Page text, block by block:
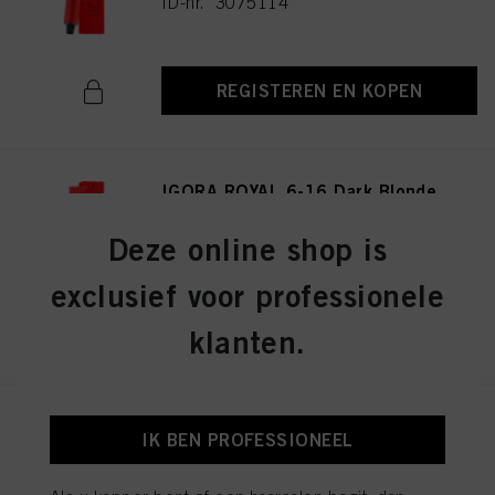
REGISTEREN EN KOPEN
IGORA ROYAL 6-16 Dark Blonde
ID-nr. 3075141
REGISTEREN EN KOPEN
Blonde Cendré Violet 60ml
Deze online shop is
exclusief voor professionele
klanten.
IK BEN PROFESSIONEEL